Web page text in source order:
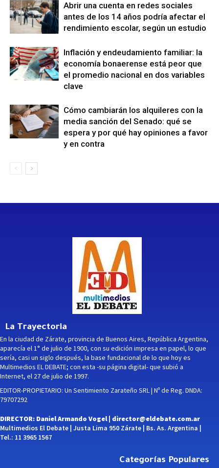
Abrir una cuenta en redes sociales
antes de los 14 años podría afectar el
rendimiento escolar, según un estudio
Inflación y endeudamiento familiar: la
economía bonaerense está peor que
el promedio nacional en dos variables
clave
Cómo cambiarán los alquileres con la
media sanción del Senado: qué se
espera y por qué hay opiniones a favor
y en contra
La Trayectoria
En la ciudad de Zárate, provincia de Buenos Aires, República Argentina,
aparecía el 1° de julio de 1900, con su edición impresa en papel, lo que
sería, casi un siglo después, la base fundacional de lo que hoy es
Multimedios EL DEBATE; con esta -su página digital- que subió a
Internet, el 27 de julio de 1997.
EDITOR-PROPIETARIO: Un Sentimiento Zarateño SRL | Nº de Reg. DNDA:
79707292
DIRECTOR: Daniel Armando Vogel | director@eldebate.com.ar
Multimedios El Debate | Justa Lima 950 Zárate | Bs. As. Argentina |
Tel.: 11 3965 1567
Categorías Populares